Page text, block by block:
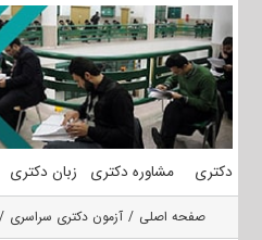
محتوا
دکتری مشاوره دکتری زبان دکتری
صفحه اصلی آزمون دکتری سراسری